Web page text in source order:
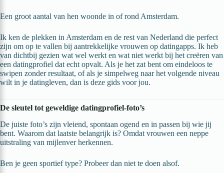
Een groot aantal van hen woonde in of rond Amsterdam.
Ik ken de plekken in Amsterdam en de rest van Nederland die perfect
zijn om op te vallen bij aantrekkelijke vrouwen op datingapps. Ik heb
van dichtbij gezien wat wel werkt en wat niet werkt bij het creëren van
een datingprofiel dat echt opvalt. Als je het zat bent om eindeloos te
swipen zonder resultaat, of als je simpelweg naar het volgende niveau
wilt in je datingleven, dan is deze gids voor jou.
De sleutel tot geweldige datingprofiel-foto’s
De juiste foto’s zijn vleiend, spontaan ogend en in passen bij wie jij
bent. Waarom dat laatste belangrijk is? Omdat vrouwen een neppe
uitstraling van mijlenver herkennen.
Ben je geen sportief type? Probeer dan niet te doen alsof.